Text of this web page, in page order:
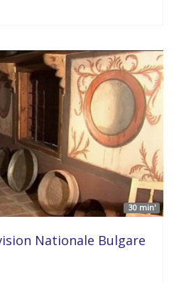
30 min'
Nationale Bulgare